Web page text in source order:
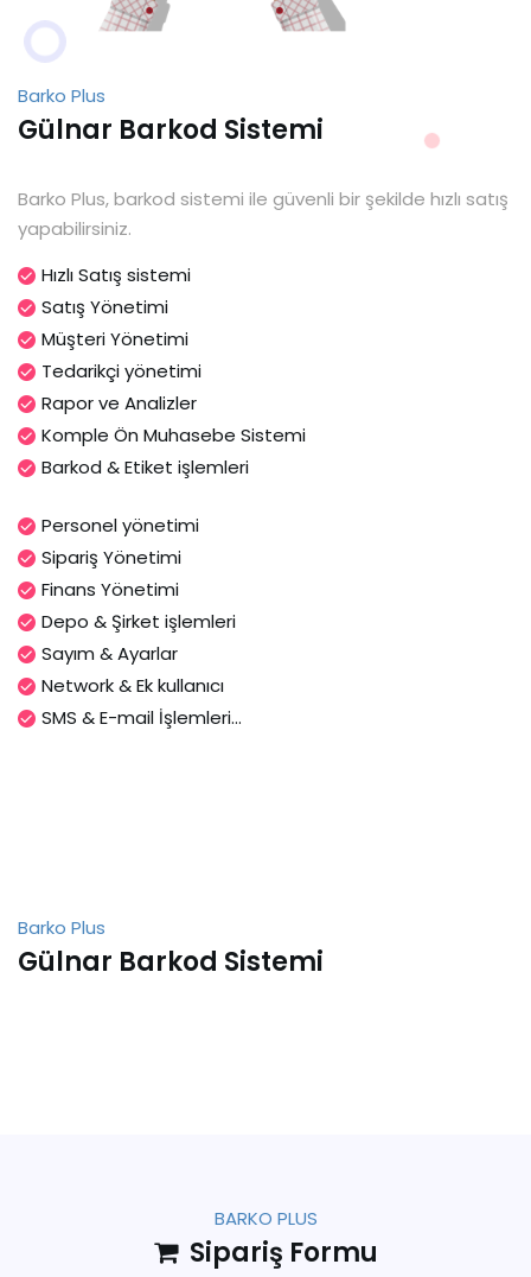
Barko Plus
Gülnar Barkod Sistemi
Barko Plus, barkod sistemi ile güvenli bir şekilde hızlı satış
yapabilirsiniz.
Hızlı Satış sistemi
Satış Yönetimi
Müşteri Yönetimi
Tedarikçi yönetimi
Rapor ve Analizler
Komple Ön Muhasebe Sistemi
Barkod & Etiket işlemleri
Personel yönetimi
Sipariş Yönetimi
Finans Yönetimi
Depo & Şirket işlemleri
Sayım & Ayarlar
Network & Ek kullanıcı
SMS & E-mail İşlemleri...
Barko Plus
Gülnar Barkod Sistemi
BARKO PLUS
Sipariş Formu